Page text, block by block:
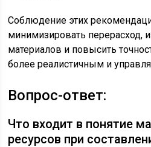
Соблюдение этих
минимизировать перерасход,
материалов и повысить
более реалистичным и
Вопрос-ответ:
Что входит в понятие
ресурсов при